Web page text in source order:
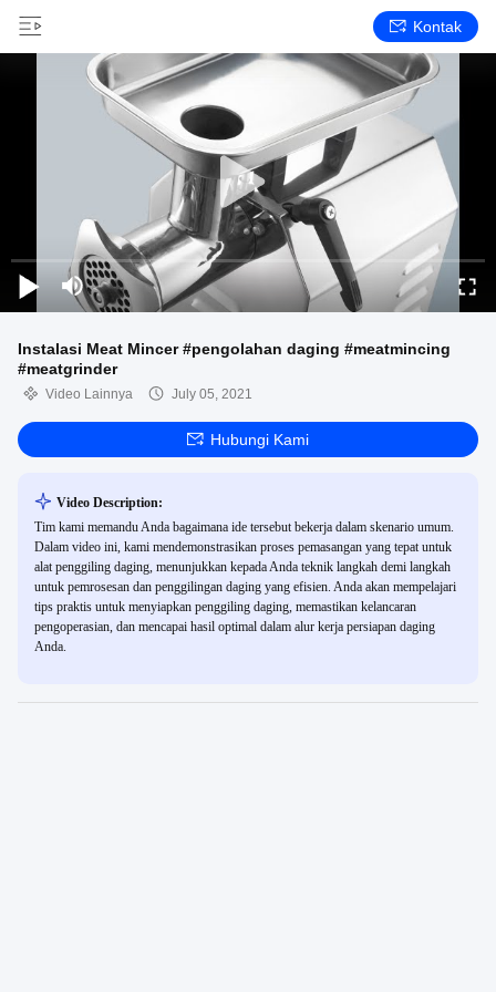
Kontak
Instalasi Meat Mincer #pengolahan daging #meatmincing
#meatgrinder
Video Lainnya July 05, 2021
Hubungi Kami
Video Description:
Tim kami memandu Anda bagaimana ide tersebut bekerja dalam skenario umum.
Dalam video ini, kami mendemonstrasikan proses pemasangan yang tepat untuk
alat penggiling daging, menunjukkan kepada Anda teknik langkah demi langkah
untuk pemrosesan dan penggilingan daging yang efisien. Anda akan mempelajari
tips praktis untuk menyiapkan penggiling daging, memastikan kelancaran
pengoperasian, dan mencapai hasil optimal dalam alur kerja persiapan daging
Anda.